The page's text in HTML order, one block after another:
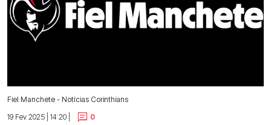
Fiel Manchete - Notícias Corinthians
19 Fev 2025 | 14:20 |
0